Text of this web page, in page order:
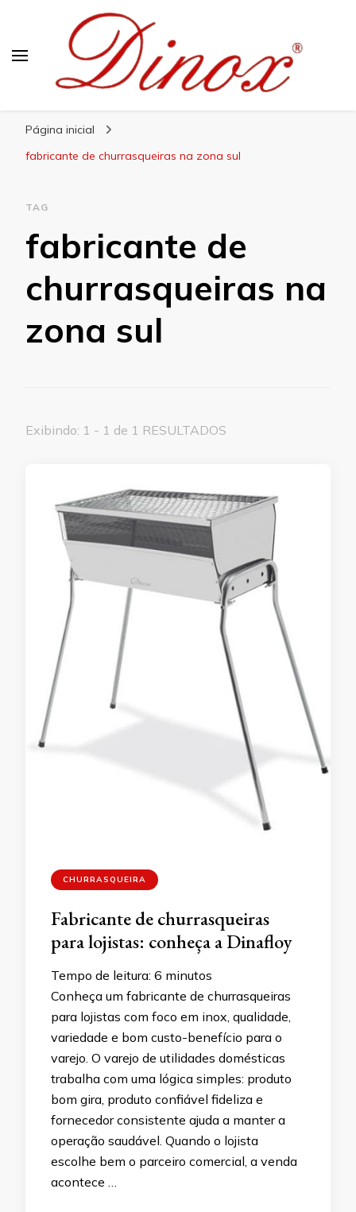
Página inicial
fabricante de churrasqueiras na zona sul
TAG
fabricante de
churrasqueiras na
zona sul
Exibindo: 1 - 1 de 1 RESULTADOS
CHURRASQUEIRA
Fabricante de churrasqueiras
para lojistas: conheça a Dinafloy
Tempo de leitura: 6 minutos
Conheça um fabricante de churrasqueiras
para lojistas com foco em inox, qualidade,
variedade e bom custo-benefício para o
varejo. O varejo de utilidades domésticas
trabalha com uma lógica simples: produto
bom gira, produto confiável fideliza e
fornecedor consistente ajuda a manter a
operação saudável. Quando o lojista
escolhe bem o parceiro comercial, a venda
acontece …